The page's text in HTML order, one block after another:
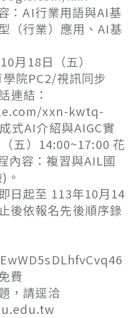
：AI行業用語與AI基
（行業）應用、AI基
18日（五）
院PC2/視訊同步
連結：
xxn-kwtq-
式AI介紹與AIGC實
五）14:00~17:00 花
內容：複習與AIL國
。
起至 113年10月14
後依報名先後順序錄
費
請逕洽